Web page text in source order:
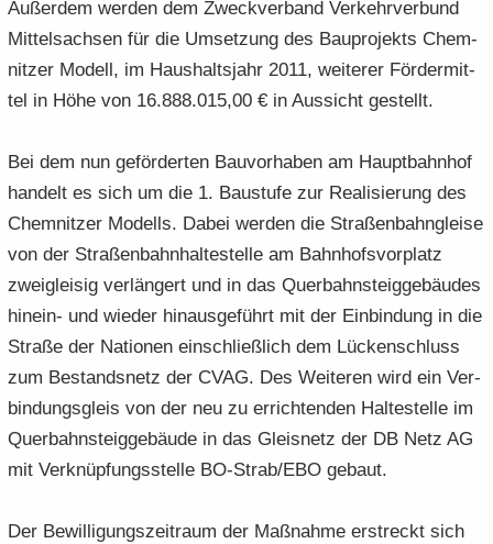
Au­ßer­dem wer­den dem Zweck­ver­band Ver­kehr­ver­bund
Mit­tel­sach­sen für die Um­set­zung des Bau­pro­jekts Chem­
nit­zer Mo­dell, im Haus­halts­jahr 2011, wei­te­rer För­der­mit­
tel in Höhe von 16.888.015,00 € in Aus­sicht ge­stellt.
Bei dem nun ge­för­der­ten Bau­vor­ha­ben am Haupt­bahn­hof
han­delt es sich um die 1. Bau­stu­fe zur Rea­li­sie­rung des
Chem­nit­zer Mo­dells. Dabei wer­den die Stra­ßen­bahn­glei­se
von der Stra­ßen­bahn­hal­te­stel­le am Bahn­hofs­vor­platz
zwei­glei­sig ver­län­gert und in das Quer­bahn­steig­ge­bäu­des
hinein-​ und wie­der hin­aus­ge­führt mit der Ein­bin­dung in die
Stra­ße der Na­tio­nen ein­schließ­lich dem Lü­cken­schluss
zum Be­stands­netz der CVAG. Des Wei­te­ren wird ein Ver­
bin­dungs­gleis von der neu zu er­rich­ten­den Hal­te­stel­le im
Quer­bahn­steig­ge­bäu­de in das Gleis­netz der DB Netz AG
mit Ver­knüp­fungs­stel­le BO-​Strab/EBO ge­baut.
Der Be­wil­li­gungs­zeit­raum der Maß­nah­me er­streckt sich